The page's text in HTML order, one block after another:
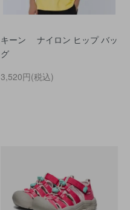
キーン ナイロン ヒップ バッ
グ
3,520円(税込)